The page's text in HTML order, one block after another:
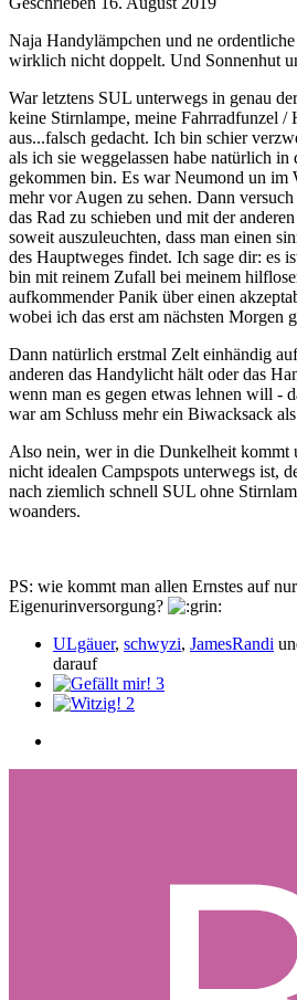
Naja Handylämpchen und ne
wirklich nicht doppelt. Und Sonnenhut
War letztens SUL unterwegs in genau
keine Stirnlampe, meine Fahrradfunzel /
aus...falsch gedacht. Ich bin schier
als ich sie weggelassen habe natürlich
gekommen bin. Es war Neumond un im
mehr vor Augen zu sehen. Dann
das Rad zu schieben und mit der
soweit auszuleuchten, dass man einen
des Hauptweges findet. Ich sage dir: es
bin mit reinem Zufall bei meinem
aufkommender Panik über einen
wobei ich das erst am nächsten Morgen
Dann natürlich erstmal Zelt einhändig
anderen das Handylicht hält oder das
wenn man es gegen etwas lehnen will -
war am Schluss mehr ein Biwacksack
Also nein, wer in die Dunkelheit kommt
nicht idealen Campspots unterwegs ist,
nach ziemlich schnell SUL ohne
woanders.
PS: wie kommt man allen Ernstes auf
Eigenurinversorgung?
ULgäuer, schwyzi, JamesRandi
darauf
3
2